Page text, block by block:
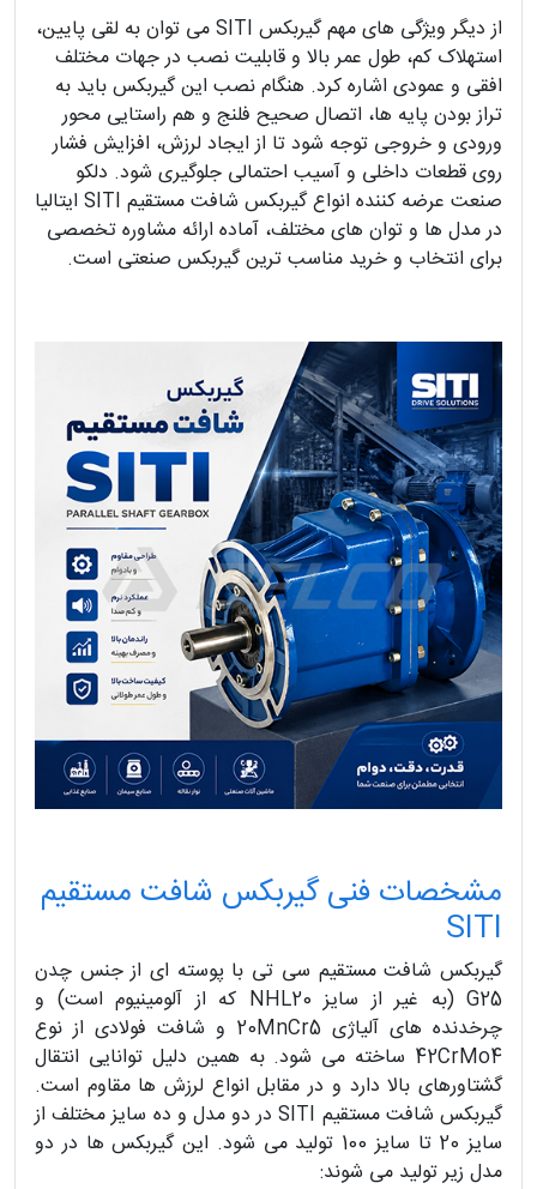
از دیگر ویژگی های مهم گیربکس SITI می توان به لقی پایین،
استهلاک کم، طول عمر بالا و قابلیت نصب در جهات مختلف
افقی و عمودی اشاره کرد. هنگام نصب این گیربکس باید به
تراز بودن پایه ها، اتصال صحیح فلنج و هم راستایی محور
ورودی و خروجی توجه شود تا از ایجاد لرزش، افزایش فشار
روی قطعات داخلی و آسیب احتمالی جلوگیری شود. دلکو
صنعت عرضه کننده انواع گیربکس شافت مستقیم SITI ایتالیا
در مدل ها و توان های مختلف، آماده ارائه مشاوره تخصصی
برای انتخاب و خرید مناسب ترین گیربکس صنعتی است.
مشخصات فنی گیربکس شافت مستقیم
SITI
گیربکس شافت مستقیم سی تی با پوسته ای از جنس چدن
G25 (به غیر از سایز NHL20 که از آلومینیوم است) و
چرخدنده های آلیاژی 20MnCr5 و شافت فولادی از نوع
42CrMo4 ساخته می شود. به همین دلیل توانایی انتقال
گشتاورهای بالا دارد و در مقابل انواع لرزش ها مقاوم است.
گیربکس شافت مستقیم SITI در دو مدل و ده سایز مختلف از
سایز 20 تا سایز 100 تولید می شود. این گیربکس ها در دو
مدل زیر تولید می شوند: